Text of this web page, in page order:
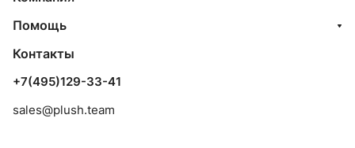
Помощь
Контакты
+7(495)129-33-41
sales@plush.team